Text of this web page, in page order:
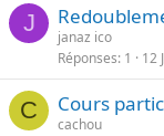
J
janaz ico
Réponses 1 12
C Cours
cachou